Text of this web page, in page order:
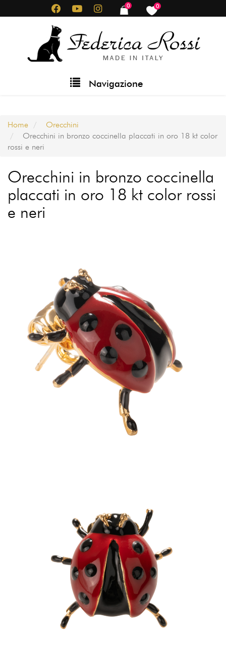
al
0
items
0
items
Navigazione
Home
Orecchini
Orecchini in bronzo coccinella placcati in oro 18 kt color
rossi e neri
Orecchini in bronzo coccinella
placcati in oro 18 kt color rossi
e neri